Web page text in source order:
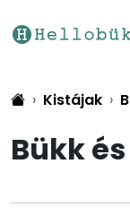
Kistájak
Bükk